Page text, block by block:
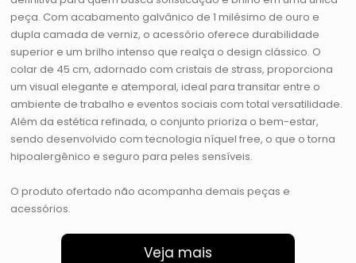
peça. Com acabamento galvânico de 1 milésimo de ouro e
dupla camada de verniz, o acessório oferece durabilidade
superior e um brilho intenso que realça o design clássico. O
colar de 45 cm, adornado com cristais de strass, proporciona
um visual elegante e atemporal, ideal para transitar entre o
ambiente de trabalho e eventos sociais com total versatilidade.
Além da estética refinada, o conjunto prioriza o bem-estar,
sendo desenvolvido com tecnologia níquel free, o que o torna
hipoalergênico e seguro para peles sensíveis.
O produto ofertado não acompanha demais peças e
acessórios.
Veja mais